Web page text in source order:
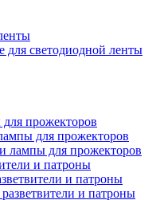
светодиодной ленты
прожекторов
для прожекторов
и патроны
и патроны